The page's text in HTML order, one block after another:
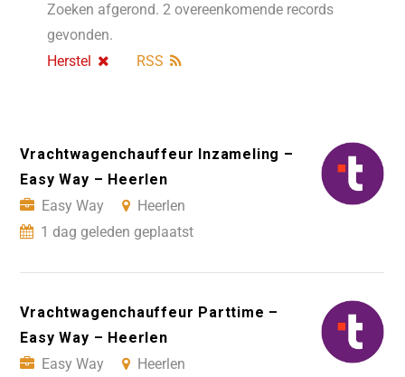
Zoeken afgerond. 2 overeenkomende records
gevonden.
Herstel
RSS
Vrachtwagenchauffeur Inzameling –
Easy Way – Heerlen
Easy Way
Heerlen
1 dag geleden geplaatst
Vrachtwagenchauffeur Parttime –
Easy Way – Heerlen
Easy Way
Heerlen